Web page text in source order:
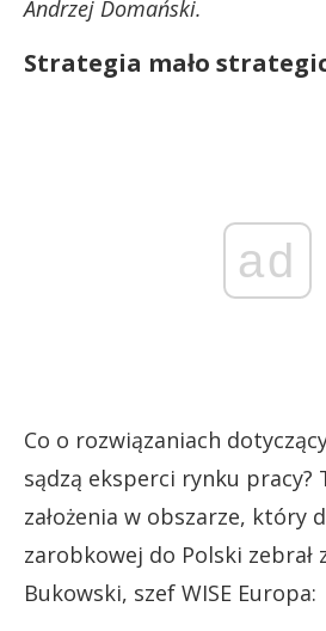
Andrzej Domański.
Strategia mało
ad
Co o rozwiązaniach
sądzą eksperci rynku pracy?
założenia w obszarze, który
zarobkowej do Polski zebrał
Bukowski, szef WISE Europa: